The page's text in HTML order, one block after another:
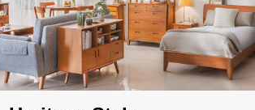
台北民生店
新北土城HOLA店
板橋南雅店
News Events
Contact
FAQs